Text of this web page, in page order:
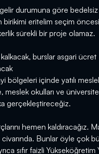
durumuna göre
birikimi eritelim seçim
sürekli bir proje olamaz.
burslar asgari ücret
bölgeleri içinde yatılı
meslek okulları ve
gerçekleştireceğiz.
hemen kaldıracağız.
Bunlar öyle çok
sıfır faizli Yükseköğretim